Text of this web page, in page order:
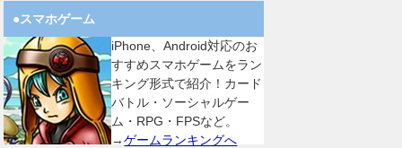
●スマホゲーム
iPhone、Android対応のお
すすめスマホゲームをラン
キング形式で紹介！カード
バトル・ソーシャルゲー
ム・RPG・FPSなど。
→ゲームランキングへ